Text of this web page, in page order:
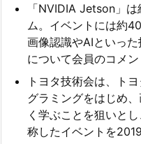
「NVIDIA Jetson」
ム。イベントには約
画像認識やAIといっ
について会員のコメン
トヨタ技術会は、ト
グラミングをはじめ
く学ぶことを狙いと
称したイベントを